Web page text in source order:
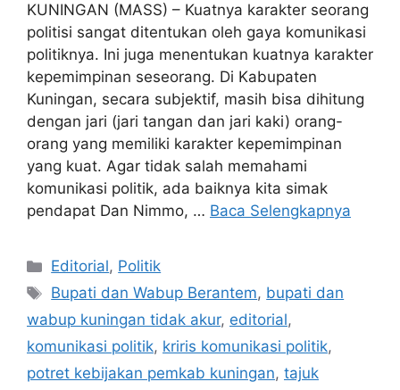
KUNINGAN (MASS) – Kuatnya karakter seorang
politisi sangat ditentukan oleh gaya komunikasi
politiknya. Ini juga menentukan kuatnya karakter
kepemimpinan seseorang. Di Kabupaten
Kuningan, secara subjektif, masih bisa dihitung
dengan jari (jari tangan dan jari kaki) orang-
orang yang memiliki karakter kepemimpinan
yang kuat. Agar tidak salah memahami
komunikasi politik, ada baiknya kita simak
pendapat Dan Nimmo, … Baca Selengkapnya
Kategori
Editorial, Politik
Tag
Bupati dan Wabup Berantem, bupati dan
wabup kuningan tidak akur, editorial,
komunikasi politik, kriris komunikasi politik,
potret kebijakan pemkab kuningan, tajuk